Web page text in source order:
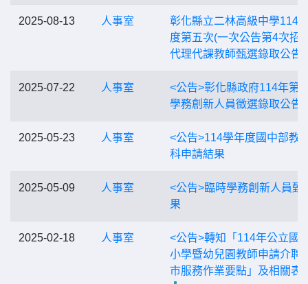
2025-08-13 人事室
彰化縣立二林高級中學114
度第五次(一次公告第4次招
代理代課教師甄選錄取公告
2025-07-22 人事室
<公告>彰化縣政府114年第1
學務創新人員徵選錄取公告
2025-05-23 人事室
<公告>114學年度國中部教
科申請結果
2025-05-09 人事室
<公告>臨時學務創新人員甄
果
2025-02-18 人事室
<公告>轉知「114年公立國
小學暨幼兒園教師申請介聘
市服務作業要點」及相關表